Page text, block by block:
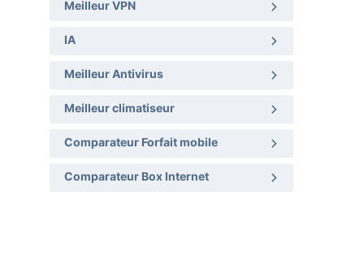
Meilleur VPN
IA
Meilleur Antivirus
Meilleur climatiseur
Comparateur Forfait mobile
Comparateur Box Internet